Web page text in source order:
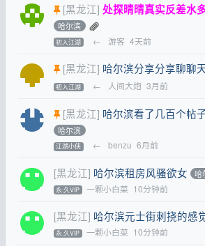
[黑龙江] 处探晴晴真实反差水
哈尔滨
初入江湖 ← 游客 4天前
[黑龙江] 哈尔滨分享分享聊聊
初入江湖 ← 人间大炮 3月前
[黑龙江] 哈尔滨看了几百个帖
哈尔滨
江湖小侠 ← benzu 6月前
[黑龙江] 哈尔滨租房风骚欲女 哈
永.久VIP 一颗小白菜 10分钟前
[黑龙江] 哈尔滨元士街刺挠的感
永.久VIP 一颗小白菜 10分钟前